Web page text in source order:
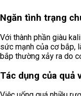
Ngăn tình trạng
Với thành phần giàu
sức mạnh của cơ bắp,
bắp thường xảy ra do
Tác dụng của quả